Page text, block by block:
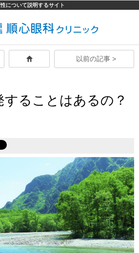
について説明するサイト
以前の記事 >
することはあるの？